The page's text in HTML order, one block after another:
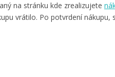
na stránku kde zrealizujete
vrátilo. Po potvrdení